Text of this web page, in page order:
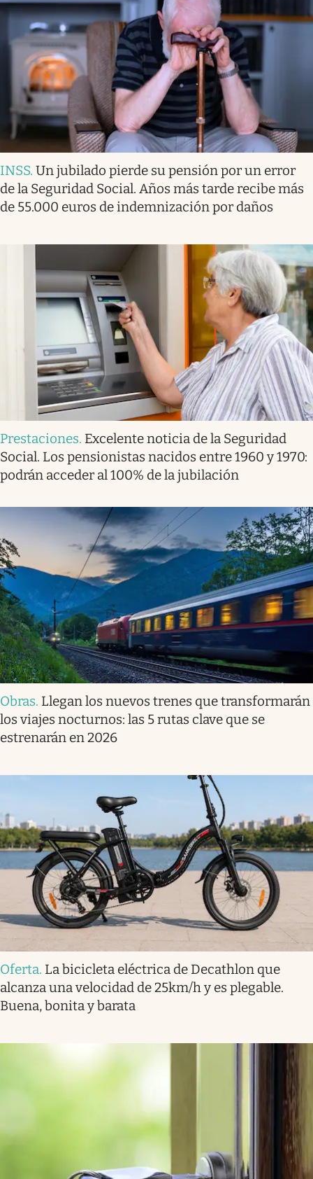
INSS. Un jubilado pierde su pensión por un error
de la Seguridad Social. Años más tarde recibe más
de 55.000 euros de indemnización por daños
Prestaciones. Excelente noticia de la Seguridad
Social. Los pensionistas nacidos entre 1960 y 1970:
podrán acceder al 100% de la jubilación
Obras. Llegan los nuevos trenes que transformarán
los viajes nocturnos: las 5 rutas clave que se
estrenarán en 2026
Oferta. La bicicleta eléctrica de Decathlon que
alcanza una velocidad de 25km/h y es plegable.
Buena, bonita y barata